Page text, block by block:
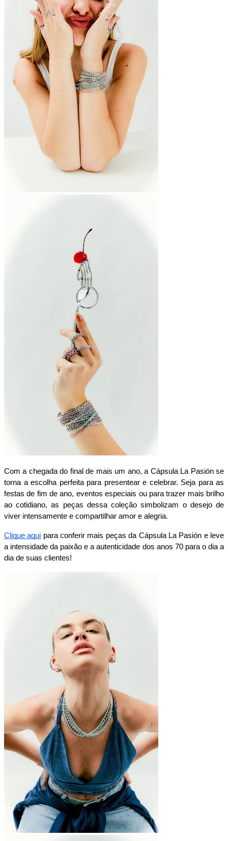
Com a chegada do final de mais um ano, a Cápsula La Pasión se
torna a escolha perfeita para presentear e celebrar. Seja para as
festas de fim de ano, eventos especiais ou para trazer mais brilho
ao cotidiano, as peças dessa coleção simbolizam o desejo de
viver intensamente e compartilhar amor e alegria.
Clique aqui para conferir mais peças da Cápsula La Pasión e leve
a intensidade da paixão e a autenticidade dos anos 70 para o dia a
dia de suas clientes!